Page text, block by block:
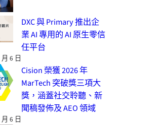
DXC 與 Primary 推出企
業 AI 專用的 AI 原生零信
任平台
6 日
Cision 榮獲 2026 年
MarTech 突破獎三項大
獎，涵蓋社交聆聽、新
聞稿發佈及 AEO 領域
6 日